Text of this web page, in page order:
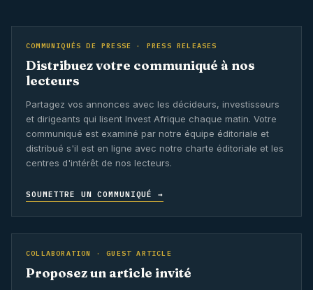
COMMUNIQUÉS DE PRESSE · PRESS RELEASES
Distribuez votre communiqué à nos
lecteurs
Partagez vos annonces avec les décideurs, investisseurs
et dirigeants qui lisent Invest Afrique chaque matin. Votre
communiqué est examiné par notre équipe éditoriale et
distribué s'il est en ligne avec notre charte éditoriale et les
centres d'intérêt de nos lecteurs.
SOUMETTRE UN COMMUNIQUÉ →
COLLABORATION · GUEST ARTICLE
Proposez un article invité